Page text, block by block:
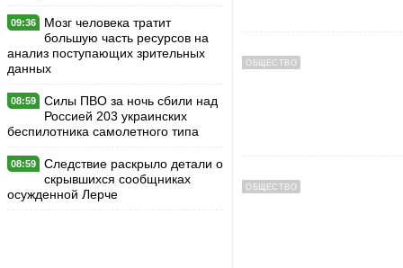
09:36
Мозг человека тратит
большую часть ресурсов на
анализ поступающих зрительных
данных
08:59
Силы ПВО за ночь сбили над
Россией 203 украинских
беспилотника самолетного типа
08:59
Следствие раскрыло детали о
скрывшихся сообщниках
осужденной Лерче
ОБЩЕСТВО
ОБЩЕСТВО